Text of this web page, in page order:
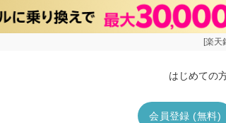
[楽天
はじめての
会員登録 (無料)